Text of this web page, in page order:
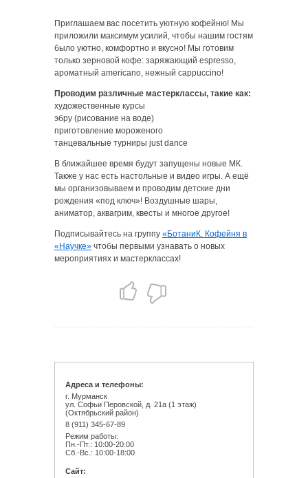
Приглашаем вас посетить уютную кофейню! Мы
приложили максимум усилий, чтобы нашим гостям
было уютно, комфортно и вкусно! Мы готовим
только зерновой кофе: заряжающий espresso,
ароматный americano, нежный cappuccino!
Проводим различные мастерклассы, такие как:
художественные курсы
эбру (рисование на воде)
приготовление мороженого
танцевальные турниры just dance
В ближайшее время будут запущены новые МК.
Также у нас есть настольные и видео игры. А ещё
мы организовываем и проводим детские дни
рождения «под ключ»! Воздушные шары,
аниматор, аквагрим, квесты и многое другое!
Подписывайтесь на группу «БотаниК. Кофейня в
«Научке» чтобы первыми узнавать о новых
мероприятиях и мастерклассах!
Адреса и телефоны:
г. Мурманск
ул. Софьи Перовской, д. 21а (1 этаж)
(Октябрьский район)
8 (911) 345-67-89
Режим работы:
Пн.-Пт.: 10:00-20:00
Сб.-Вс.: 10:00-18:00
Cайт: